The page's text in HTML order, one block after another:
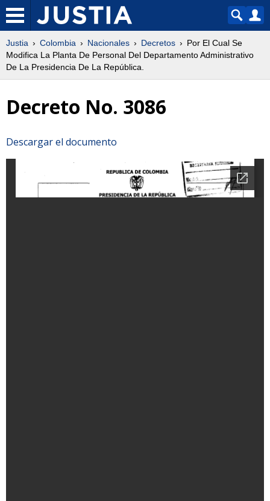
Justia Colombia Nacionales Decretos
Por El Cual Se
Modifica La Planta De Personal Del Departamento Administrativo
De La Presidencia De La República.
Decreto No. 3086
Descargar el documento